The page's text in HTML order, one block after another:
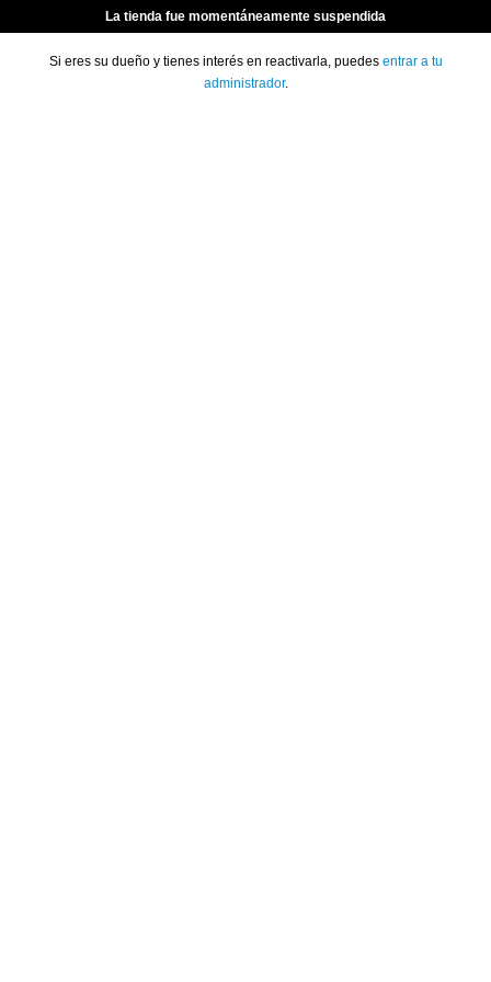
La tienda fue momentáneamente suspendida
Si eres su dueño y tienes interés en reactivarla, puedes entrar a tu
administrador.